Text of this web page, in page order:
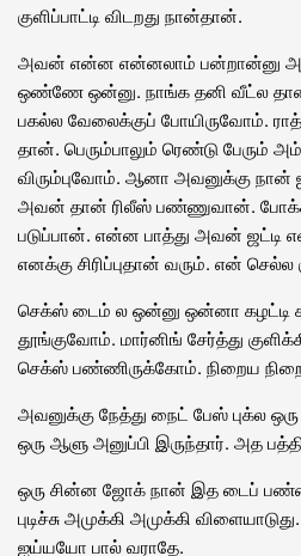
குளிப்பாட்டி விடறது நான்தான்.
அவன் என்ன என்னலாம் பன்றான்னு
ஒண்ணே ஒன்னு. நாங்க தனி வீட்ல
பகல்ல வேலைக்குப் போயிருவோம்.
தான். பெரும்பாலும் ரெண்டு பேரும்
விரும்புவோம். ஆனா அவனுக்கு நான்
அவன் தான் ரிலீஸ் பண்ணுவான்.
படுப்பான். என்ன பாத்து அவன் ஜட்டி
எனக்கு சிரிப்புதான் வரும். என் செல்ல
செக்ஸ் டைம் ல ஒன்னு ஒன்னா கழட்டி
தூங்குவோம். மார்னிங் சேர்த்து
செக்ஸ் பண்ணிருக்கோம். நிறைய
அவனுக்கு நேத்து நைட் பேஸ் புக்ல
ஒரு ஆளு அனுப்பி இருந்தார். அத
ஒரு சின்ன ஜோக் நான் இத டைப்
புடிச்சு அமுக்கி அமுக்கி
ஐய்யயோ பால் வராதே.